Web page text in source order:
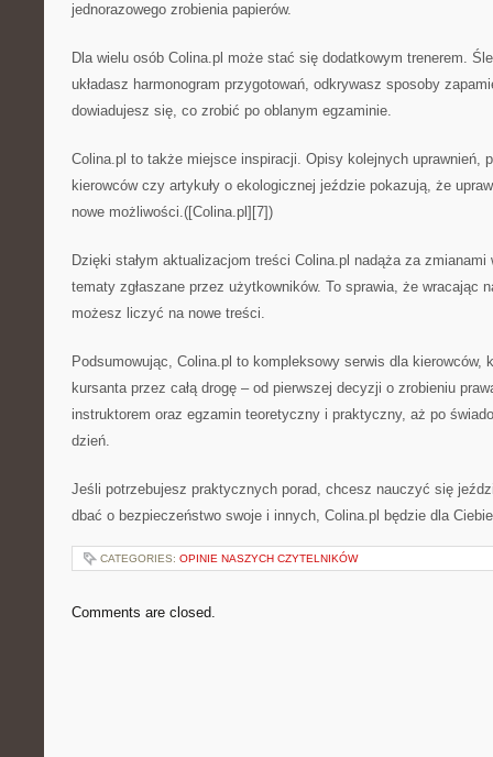
jednorazowego zrobienia papierów.
Dla wielu osób Colina.pl może stać się dodatkowym trenerem.
układasz harmonogram przygotowań, odkrywasz sposoby
dowiadujesz się, co zrobić po oblanym egzaminie.
Colina.pl to także miejsce inspiracji. Opisy kolejnych uprawnień,
kierowców czy artykuły o ekologicznej jeździe pokazują, że
nowe możliwości.([Colina.pl][7])
Dzięki stałym aktualizacjom treści Colina.pl nadąża za
tematy zgłaszane przez użytkowników. To sprawia, że wracając
możesz liczyć na nowe treści.
Podsumowując, Colina.pl to kompleksowy serwis dla kierowców,
kursanta przez całą drogę – od pierwszej decyzji o zrobieniu
instruktorem oraz egzamin teoretyczny i praktyczny, aż po
dzień.
Jeśli potrzebujesz praktycznych porad, chcesz nauczyć się
dbać o bezpieczeństwo swoje i innych, Colina.pl będzie dla
CATEGORIES: OPINIE NASZYCH CZYTELNIKÓW
Comments are closed.